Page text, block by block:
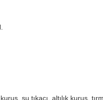
su tıkacı, altılık kuruş,